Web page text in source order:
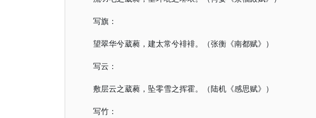
写旗：
望翠华兮葳蕤，建太常兮裶裶。（张衡《南都赋》）
写云：
敷层云之葳蕤，坠零雪之挥霍。（陆机《感思赋》）
写竹：